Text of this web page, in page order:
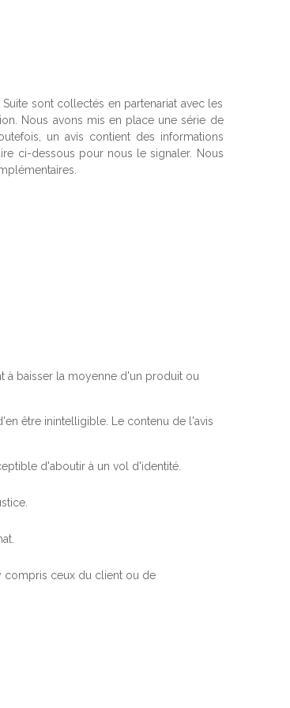
sont collectés en partenariat avec les
Nous avons mis en place une série de
un avis contient des informations
ci-dessous pour nous le signaler. Nous
à baisser la moyenne d'un produit ou
être inintelligible. Le contenu de l'avis
d'aboutir à un vol d'identité.
compris ceux du client ou de